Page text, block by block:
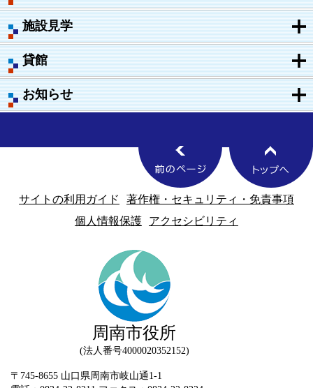
施設見学
貸館
お知らせ
サイトの利用ガイド
著作権・セキュリティ・免責事項
個人情報保護
アクセシビリティ
周南市役所
法人番号4000020352152
〒745-8655 山口県周南市岐山通1-1